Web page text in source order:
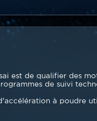
est de qualifier des
de suivi
à poudre